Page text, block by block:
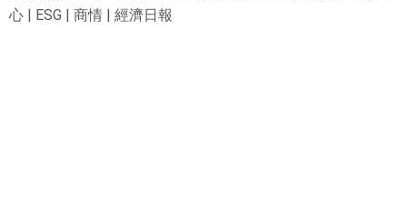
心 | ESG | 商情 | 經濟日報